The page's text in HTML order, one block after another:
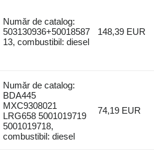
Număr de catalog:
503130936+50018587
13, combustibil: diesel
148,39 EUR
Număr de catalog:
BDA445
MXC9308021
LRG658 5001019719
5001019718,
combustibil: diesel
74,19 EUR